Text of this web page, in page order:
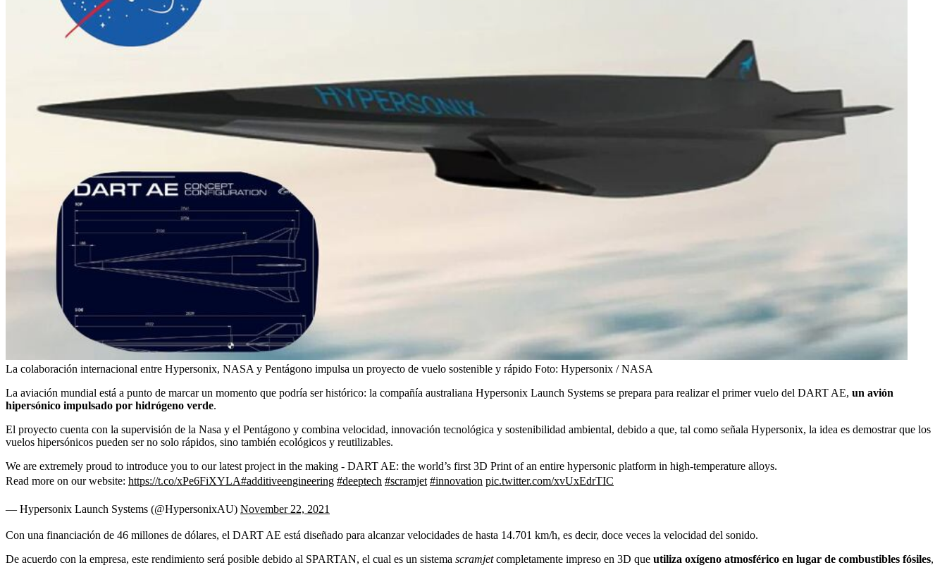
La colaboración internacional entre Hypersonix, NASA y Pentágono impulsa un proyecto de vuelo sostenible y rápido Foto: Hypersonix / NASA
La aviación mundial está a punto de marcar un momento que podría ser histórico: la compañía australiana Hypersonix Launch Systems se prepara para realizar el primer vuelo del DART AE, un avión
hipersónico impulsado por hidrógeno verde.
El proyecto cuenta con la supervisión de la Nasa y el Pentágono y combina velocidad, innovación tecnológica y sostenibilidad ambiental, debido a que, tal como señala Hypersonix, la idea es demostrar que los
vuelos hipersónicos pueden ser no solo rápidos, sino también ecológicos y reutilizables.
We are extremely proud to introduce you to our latest project in the making - DART AE: the world’s first 3D Print of an entire hypersonic platform in high-temperature alloys.
Read more on our website: https://t.co/xPe6FiXYLA#additiveengineering #deeptech #scramjet #innovation pic.twitter.com/xvUxEdrTIC
— Hypersonix Launch Systems (@HypersonixAU) November 22, 2021
Con una financiación de 46 millones de dólares, el DART AE está diseñado para alcanzar velocidades de hasta 14.701 km/h, es decir, doce veces la velocidad del sonido.
De acuerdo con la empresa, este rendimiento será posible debido al SPARTAN, el cual es un sistema scramjetcompletamente impreso en 3D que utiliza oxígeno atmosférico en lugar de combustibles fósiles,